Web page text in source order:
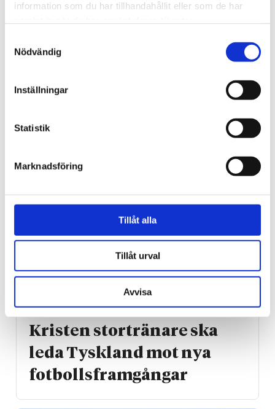
information som du har tillhandahållit eller som de har
Nödvändig
Inställningar
Statistik
Marknadsföring
Tillåt alla
Tillåt urval
Avvisa
Trinidad och Tobago
Tusentals i Karibien fick
vare kristet sjukhus
Sport
Kristen stortränare ska
leda Tyskland mot nya
fotbolls­­framgångar